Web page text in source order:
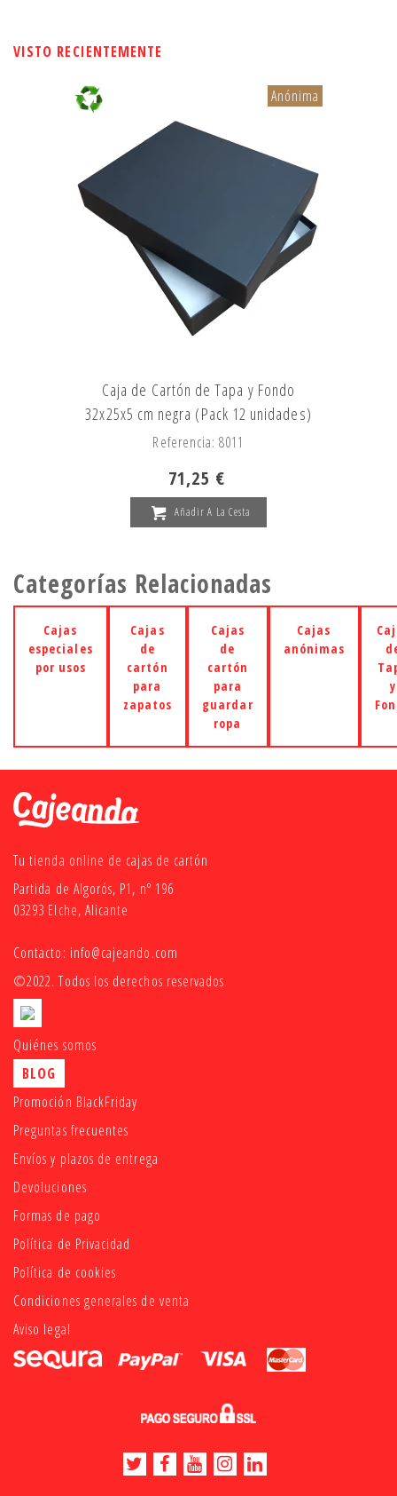
VISTO RECIENTEMENTE
Anónima
Caja de Cartón de Tapa y Fondo
32x25x5 cm negra (Pack 12 unidades)
Referencia: 8011
71,25 €
Añadir A La Cesta
Categorías Relacionadas
Cajas
especiales
por usos
Cajas
de
cartón
para
zapatos
Cajas
de
cartón
para
guardar
ropa
Cajas
anónimas
y
Tu tienda online de cajas de cartón
Partida de Algorós, P1, nº 196
03293 Elche, Alicante
Contacto: info@cajeando.com
©2022. Todos los derechos reservados
Quiénes somos
BLOG
Promoción BlackFriday
Preguntas frecuentes
Envíos y plazos de entrega
Devoluciones
Formas de pago
Política de Privacidad
Política de cookies
Condiciones generales de venta
Aviso legal